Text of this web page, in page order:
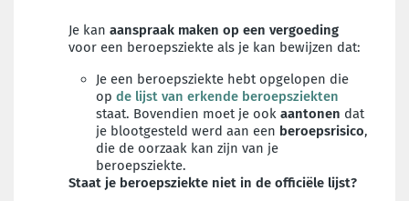
Je kan aanspraak maken op een vergoeding
voor een beroepsziekte als je kan bewijzen dat:
Je een beroepsziekte hebt opgelopen die
op de lijst van erkende beroepsziekten
staat. Bovendien moet je ook aantonen dat
je blootgesteld werd aan een beroepsrisico,
die de oorzaak kan zijn van je
beroepsziekte.
Staat je beroepsziekte niet in de officiële lijst?